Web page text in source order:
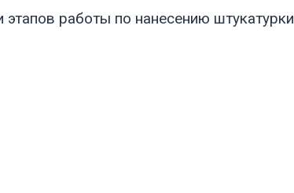
работы по нанесению штукатурки